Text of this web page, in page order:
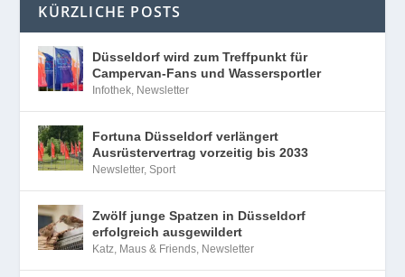
KÜRZLICHE POSTS
Düsseldorf wird zum Treffpunkt für
Campervan-Fans und Wassersportler
Infothek Newsletter
Fortuna Düsseldorf verlängert
Ausrüstervertrag vorzeitig bis 2033
Newsletter,Sport
Zwölf junge Spatzen in Düsseldorf
erfolgreich ausgewildert
Katz, Maus & Friends Newsletter